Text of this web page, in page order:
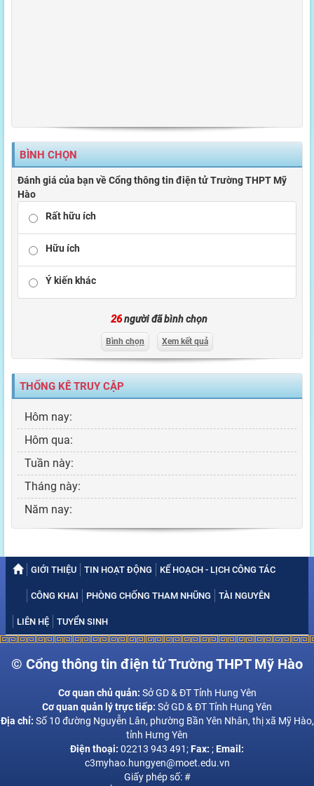
BÌNH CHỌN
Đánh giá của bạn về Cổng thông tin điện tử Trường THPT Mỹ
Hào
Rất hữu ích
Hữu ích
Ý kiến khác
26người đã bình chọn
Bình chọn Xem kết quả
THỐNG KÊ TRUY CẬP
Hôm nay:
Hôm qua:
Tuần này:
Tháng này:
Năm nay:
GIỚI THIỆU TIN HOẠT ĐỘNG KẾ HOẠCH - LỊCH CÔNG TÁC
CÔNG KHAI PHÒNG CHỐNG THAM NHŨNG TÀI NGUYÊN
LIÊN HỆ TUYỂN SINH
© Cổng thông tin điện tử Trường THPT Mỹ Hào
Cơ quan chủ quản: Sở GD & ĐT Tỉnh Hung Yên
Cơ quan quản lý trực tiếp: Sở GD & ĐT Tỉnh Hung Yên
Địa chỉ: Số 10 đường Nguyễn Lân, phường Bần Yên Nhân, thị xã Mỹ Hào,
tỉnh Hưng Yên
Điện thoại: 02213 943 491; Fax: ; Email:
c3myhao.hungyen@moet.edu.vn
Giấy phép số: #